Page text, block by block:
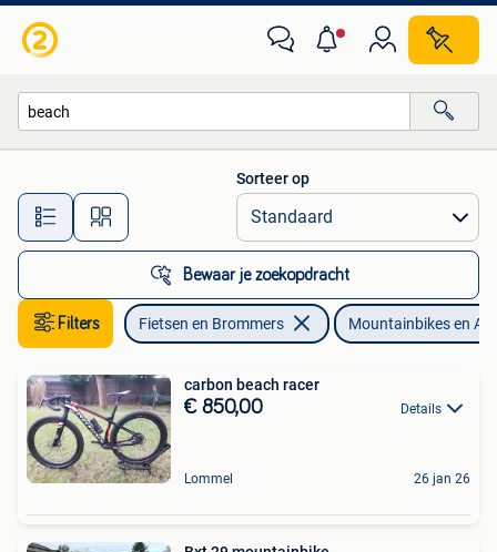
Alle afstanden…
Sorteer op
Bewaar je zoekopdracht
Filters Fietsen en Brommers Mountainbikes en
carbon beach racer
€ 850,00 Details
Lommel 26 jan 26